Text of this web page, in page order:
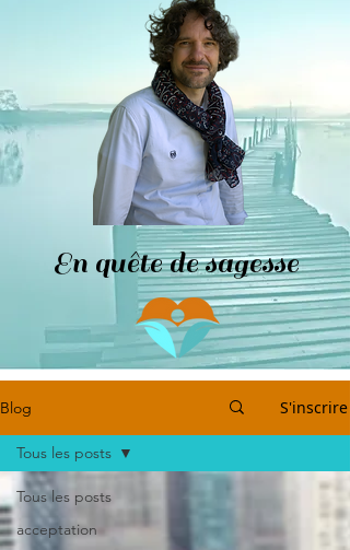
En quête de sagesse
Blog S'inscrire
Tous les posts
acceptation
Tous les posts